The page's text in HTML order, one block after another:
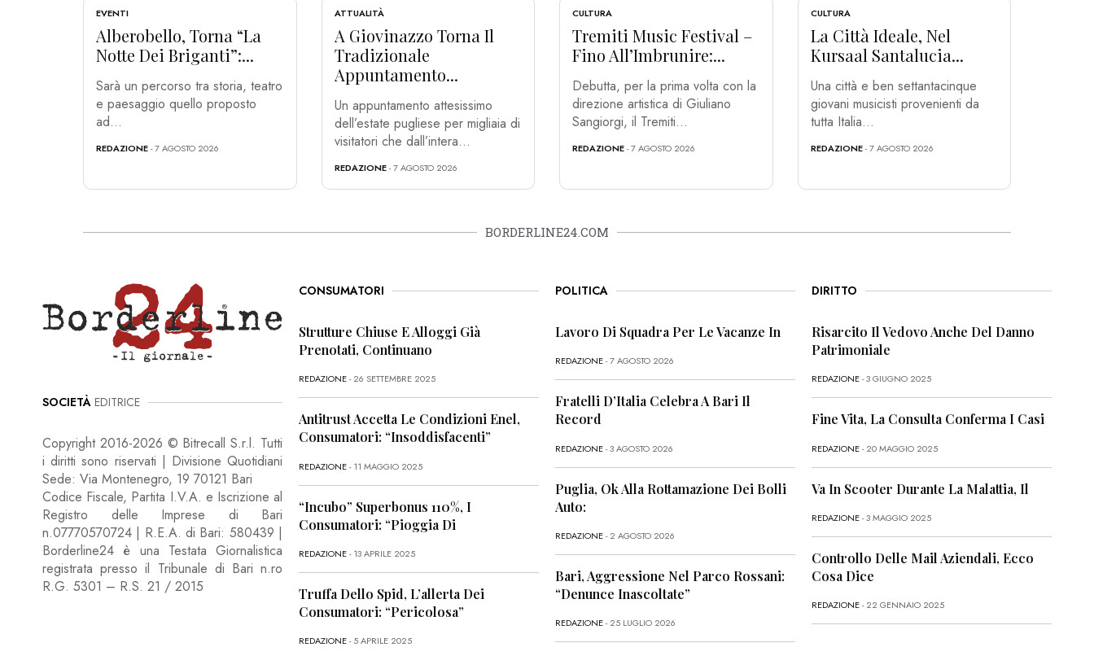
EVENTI
Alberobello, Torna “La
Notte Dei Briganti”:...
Sarà un percorso tra storia, teatro
e paesaggio quello proposto
ad...
REDAZIONE- 7 AGOSTO 2026
ATTUALITÀ
A Giovinazzo Torna Il
Tradizionale
Appuntamento...
Un appuntamento attesissimo
dell’estate pugliese per migliaia di
visitatori che dall’intera...
REDAZIONE- 7 AGOSTO 2026
CULTURA
Tremiti Music Festival –
Fino All’Imbrunire:...
Debutta, per la prima volta con la
direzione artistica di Giuliano
Sangiorgi, il Tremiti...
REDAZIONE- 7 AGOSTO 2026
CULTURA
La Città Ideale, Nel
Kursaal Santalucia...
Una città e ben settantacinque
giovani musicisti provenienti da
tutta Italia...
REDAZIONE- 7 AGOSTO 2026
BORDERLINE24.COM
SOCIETÀ EDITRICE
Copyright 2016-2026 © Bitrecall S.r.l. Tutti
i diritti sono riservati | Divisione Quotidiani
Sede: Via Montenegro, 19 70121 Bari
Codice Fiscale, Partita I.V.A. e Iscrizione al
Registro delle Imprese di Bari
n.07770570724 | R.E.A. di Bari: 580439 |
Borderline24 è una Testata Giornalistica
registrata presso il Tribunale di Bari n.ro
R.G. 5301 – R.S. 21 / 2015
CONSUMATORI
Strutture Chiuse E Alloggi Già
Prenotati, Continuano
REDAZIONE- 26 SETTEMBRE 2025
Antitrust Accetta Le Condizioni Enel,
Consumatori: “Insoddisfacenti”
REDAZIONE- 11 MAGGIO 2025
“Incubo” Superbonus 110%, I
Consumatori: “Pioggia Di
REDAZIONE- 13 APRILE 2025
Truffa Dello Spid, L’allerta Dei
Consumatori: “Pericolosa”
REDAZIONE- 5 APRILE 2025
POLITICA
Lavoro Di Squadra Per Le Vacanze In
REDAZIONE- 7 AGOSTO 2026
Fratelli D’Italia Celebra A Bari Il
Record
REDAZIONE- 3 AGOSTO 2026
Puglia, Ok Alla Rottamazione Dei Bolli
Auto:
REDAZIONE- 2 AGOSTO 2026
Bari, Aggressione Nel Parco Rossani:
“Denunce Inascoltate”
REDAZIONE- 25 LUGLIO 2026
DIRITTO
Risarcito Il Vedovo Anche Del Danno
Patrimoniale
REDAZIONE- 3 GIUGNO 2025
Fine Vita, La Consulta Conferma I Casi
REDAZIONE- 20 MAGGIO 2025
Va In Scooter Durante La Malattia, Il
REDAZIONE- 3 MAGGIO 2025
Controllo Delle Mail Aziendali, Ecco
Cosa Dice
REDAZIONE- 22 GENNAIO 2025